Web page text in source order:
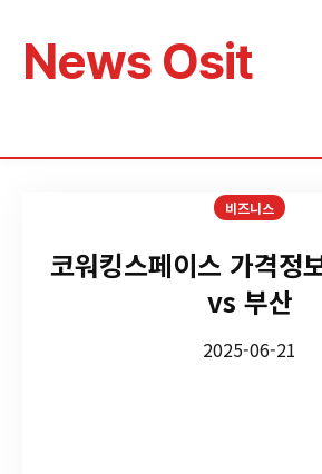
News Osit
비즈니스
코워킹스페이스 가격정
vs 부산
2025-06-21